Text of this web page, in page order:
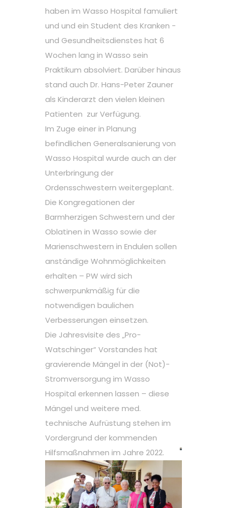
haben im Wasso Hospital famuliert
und und ein Student des Kranken -
und Gesundheitsdienstes hat 6
Wochen lang in Wasso sein
Praktikum absolviert. Darüber hinaus
stand auch Dr. Hans-Peter Zauner
als Kinderarzt den vielen kleinen
Patienten zur Verfügung.
Im Zuge einer in Planung
befindlichen Generalsanierung von
Wasso Hospital wurde auch an der
Unterbringung der
Ordensschwestern weitergeplant.
Die Kongregationen der
Barmherzigen Schwestern und der
Oblatinen in Wasso sowie der
Marienschwestern in Endulen sollen
anständige Wohnmöglichkeiten
erhalten – PW wird sich
schwerpunkmäßig für die
notwendigen baulichen
Verbesserungen einsetzen.
Die Jahresvisite des „Pro-
Watschinger“ Vorstandes hat
gravierende Mängel in der (Not)-
Stromversorgung im Wasso
Hospital erkennen lassen – diese
Mängel und weitere med.
technische Aufrüstung stehen im
Vordergrund der kommenden
Hilfsmaßnahmen im Jahre 2022.